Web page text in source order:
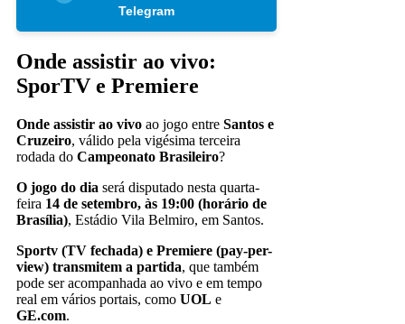
Telegram
Onde assistir ao vivo:
SporTV e Premiere
Onde assistir ao vivo ao jogo entre Santos e
Cruzeiro, válido pela vigésima terceira
rodada do Campeonato Brasileiro?
O jogo do dia será disputado nesta quarta-
feira 14 de setembro, às 19:00 (horário de
Brasília), Estádio Vila Belmiro, em Santos.
Sportv (TV fechada) e Premiere (pay-per-
view) transmitem a partida, que também
pode ser acompanhada ao vivo e em tempo
real em vários portais, como UOL e
GE.com.